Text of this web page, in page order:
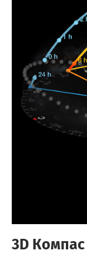
3D Компас